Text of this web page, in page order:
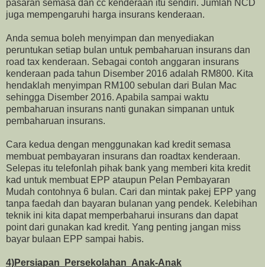
pasaran semasa dan cc kenderaan itu sendiri. Jumlah NCD
juga mempengaruhi harga insurans kenderaan.
Anda semua boleh menyimpan dan menyediakan
peruntukan setiap bulan untuk pembaharuan insurans dan
road tax kenderaan. Sebagai contoh anggaran insurans
kenderaan pada tahun Disember 2016 adalah RM800. Kita
hendaklah menyimpan RM100 sebulan dari Bulan Mac
sehingga Disember 2016. Apabila sampai waktu
pembaharuan insurans nanti gunakan simpanan untuk
pembaharuan insurans.
Cara kedua dengan menggunakan kad kredit semasa
membuat pembayaran insurans dan roadtax kenderaan.
Selepas itu telefonlah pihak bank yang memberi kita kredit
kad untuk membuat EPP ataupun Pelan Pembayaran
Mudah contohnya 6 bulan. Cari dan mintak pakej EPP yang
tanpa faedah dan bayaran bulanan yang pendek. Kelebihan
teknik ini kita dapat memperbaharui insurans dan dapat
point dari gunakan kad kredit. Yang penting jangan miss
bayar bulaan EPP sampai habis.
4)Persiapan Persekolahan Anak-Anak